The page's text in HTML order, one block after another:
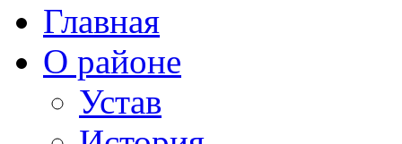
Главная
О районе
Устав